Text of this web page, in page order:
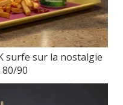
surfe sur la nostalgie
90